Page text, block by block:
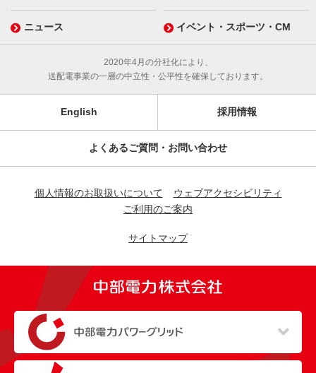
ニュース イベント・スポーツ・CM
2020年4月の分社化により、
送配電事業の一層の中立性・公平性を確保しております。
English 採用情報
よくあるご質問・お問い合わせ
個人情報のお取扱いについて
ウェブアクセシビリティ
ご利用のご案内
サイトマップ
（新しいウィンドウを開きます）